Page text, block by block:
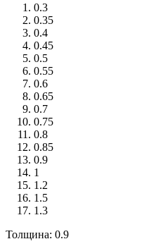
0.3
0.35
0.4
0.45
0.5
0.55
0.6
0.65
0.7
0.75
0.8
0.85
0.9
1
1.2
1.5
1.3
Толщина: 0.9